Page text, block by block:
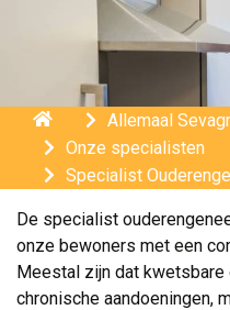
Home Allemaal
Onze specialisten
Specialist
De specialist
onze bewoners met een
Meestal zijn dat
chronische aandoeningen,